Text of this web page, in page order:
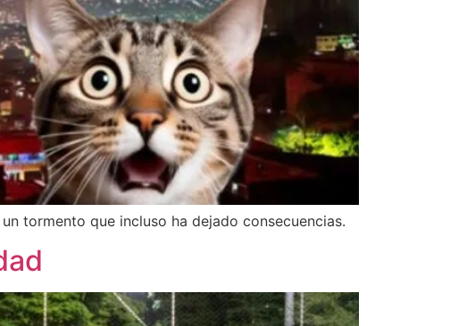
tormento que incluso ha dejado consecuencias.